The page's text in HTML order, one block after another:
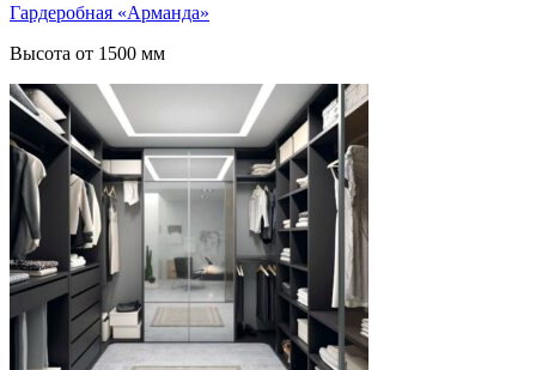
Гардеробная «Арманда»
Высота от 1500 мм